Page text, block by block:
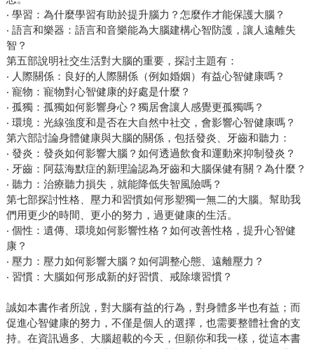
‧ 學習：為什麼學習有助於提升腦力？怎麼作才能保護大腦？
‧ 語言和樂器：語言和音樂能為大腦建構心智防護，讓人遠離失
智？
第五部說明社交生活對大腦的重要，探討主題有：
‧ 人際關係：良好的人際關係（例如婚姻）有益心智健康嗎？
‧ 寵物：寵物對心智健康的好處是什麼？
‧ 孤獨：孤獨如何影響身心？獨居會讓人感覺更孤獨嗎？
‧ 環境：光線強度和是否在大自然中社交，會影響心智健康嗎？
第六部討論身體健康與大腦的關係，包括發炎、牙齒和聽力：
‧ 發炎：發炎如何影響大腦？如何透過飲食和運動來抑制發炎？
‧ 牙齒：阿茲海默症的新理論認為牙齒和大腦保健有關？為什麼？
‧ 聽力：治療聽力損失，就能降低失智風險嗎？
第七部探討性格、壓力和習慣如何形塑獨一無二的大腦。幫助我
們用更少的時間、更小的努力，過更健康的生活。
‧ 個性：遺傳、環境如何影響性格？如何改善性格，提升心智健
康？
‧ 壓力：壓力如何影響大腦？如何調整心態、遠離壓力？
‧ 習慣：大腦如何形成新的好習慣、戒除壞習慣？
誠如本書作者所說，對大腦有益的行為，對身體多半也有益；而
促進心智健康的努力，不僅是個人的選擇，也需要整體社會的支
持。在資訊過多、大腦超載的今天，但願你和我一樣，從這本書